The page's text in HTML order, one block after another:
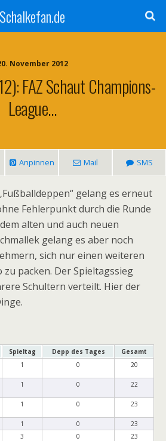
Schalkefan.de
November 2012
FAZ Schaut Champions-
League…
Anpinnen Mail SMS
gelang es erneut
Fehlerpunkt durch die Runde
alten und auch neuen
gelang es aber noch
sich nur einen weiteren
packen. Der Spieltagssieg
Schultern verteilt. Hier der
Spieltag Depp des Tages
Gesamt
1 0 20
1 0 22
1 0 23
1 0
23
3 0
23